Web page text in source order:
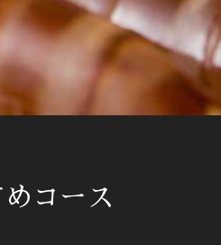
コース